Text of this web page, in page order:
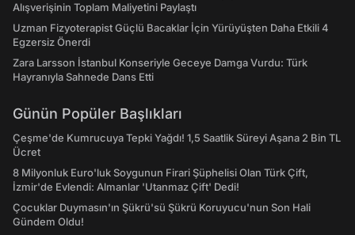
Alışverişinin Toplam Maliyetini Paylaştı
Uzman Fizyoterapist Güçlü Bacaklar İçin Yürüyüşten Daha Etkili 4
Egzersiz Önerdi
Zara Larsson İstanbul Konseriyle Geceye Damga Vurdu: Türk
Hayranıyla Sahnede Dans Etti
Günün Popüler Başlıkları
Çeşme'de Kumrucuya Tepki Yağdı! 1,5 Saatlik Süreyi Aşana 2 Bin TL
Ücret
8 Milyonluk Euro'luk Soygunun Firari Şüphelisi Olan Türk Çift,
İzmir'de Evlendi: Almanlar 'Utanmaz Çift' Dedi!
Çocuklar Duymasın'ın Şükrü'sü Şükrü Koruyucu'nun Son Hali
Gündem Oldu!